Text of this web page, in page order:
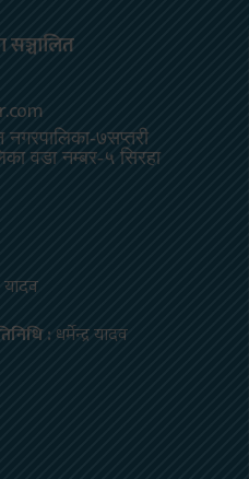
सञ्चालित
नगरपालिका-७सप्तरी
वडा नम्बर-५ सिरहा
यादव
: धर्मेन्द्र यादव